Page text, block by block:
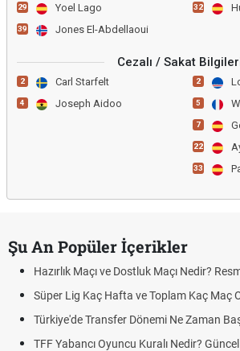
29 Yoel Lago
39 Jones El-Abdellaoui
32
Cezalı / Sakat
2 Carl Starfelt
4 Joseph Aidoo
2
5
7
22
33
Şu An Popüler İçerikler
Hazırlık Maçı ve Dostluk Maçı Nedir?
Süper Lig Kaç Hafta ve Toplam Kaç Maç
Türkiye'de Transfer Dönemi Ne Zaman
TFF Yabancı Oyuncu Kuralı Nedir?